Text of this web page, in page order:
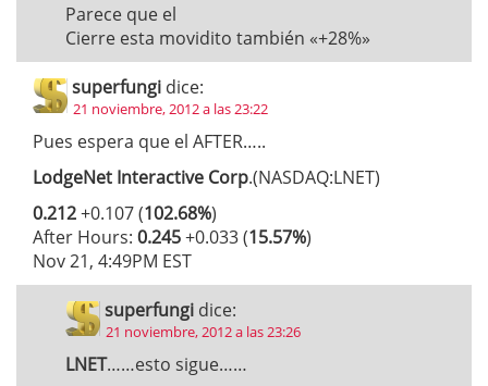
Parece que el
Cierre esta movidito también «+28%»
superfungi dice:
21 noviembre, 2012 a las 23:22
Pues espera que el AFTER…..
LodgeNet Interactive Corp.(NASDAQ:LNET)
0.212+0.107 (102.68%)
After Hours: 0.245+0.033 (15.57%)
Nov 21, 4:49PM EST
superfungi dice:
21 noviembre, 2012 a las 23:26
LNET……esto sigue……